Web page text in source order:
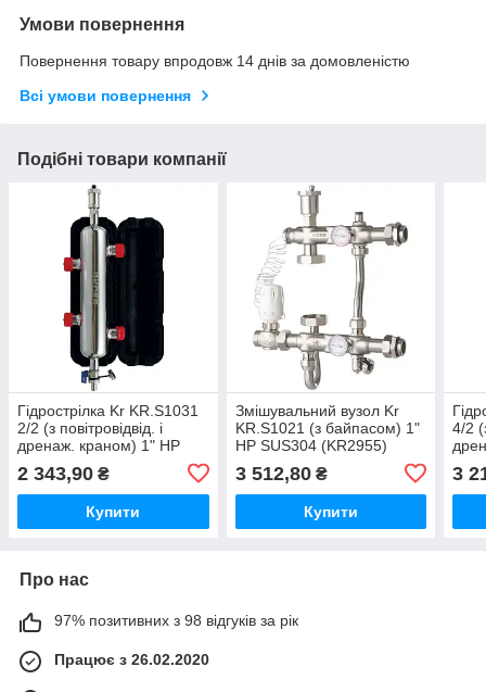
Умови повернення
Повернення товару впродовж 14 днів за домовленістю
Всі умови повернення
Подібні товари компанії
Гідрострілка Kr KR.S1031
2/2 (з повітровідвід. і
дренаж. краном) 1" НР
2 343,90 ₴
Купити
Змішувальний вузол Kr
KR.S1021 (з байпасом) 1"
НР SUS304 (KR2955)
3 512,80₴
Купити
4/2
3
Про нас
97% позитивних з 98 відгуків за рік
Працює з 26.02.2020